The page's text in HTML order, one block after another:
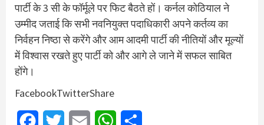
पार्टी के 3 सी के फॉर्मूले पर फिट बैठते हों। कर्नल कोठियाल ने
उम्मीद जताई कि सभी नवनियुक्त पदाधिकारी अपने कर्तव्य का
निर्वहन निष्ठा से करेंगे और आम आदमी पार्टी की नीतियों और मूल्यों
में विश्वास रखते हुए पार्टी को और आगे ले जाने में सफल साबित
होंगे।
FacebookTwitterShare
FacebookTwitter Email WhatsApp